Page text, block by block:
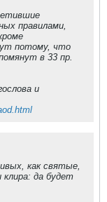
правилами,
потому, что
в 33 пр.
и
как святые,
клира: да будет